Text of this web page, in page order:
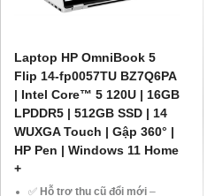
Laptop HP OmniBook 5
Flip 14-fp0057TU BZ7Q6PA
| Intel Core™ 5 120U | 16GB
LPDDR5 | 512GB SSD | 14
WUXGA Touch | Gập 360° |
HP Pen | Windows 11 Home
+
✅ Hỗ trợ thu cũ đổi mới –